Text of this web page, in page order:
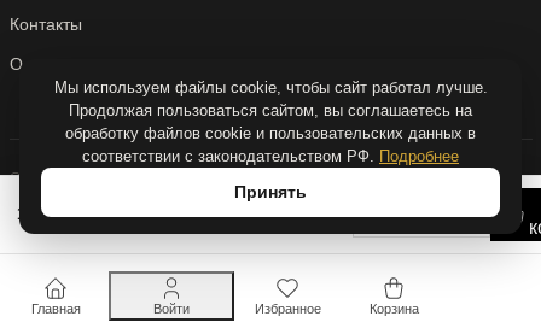
1 900 Р − +
Контакты
О нас
© 2026 Антикварня
Над сайтом работали
quadruple.dev
Мы используем файлы cookie, чтобы сайт работал лучше.
Продолжая пользоваться сайтом, вы соглашаетесь на
обработку файлов cookie и пользовательских данных в
соответствии с законодательством РФ. Подробнее
Принять
Главная Войти Избранное Корзина